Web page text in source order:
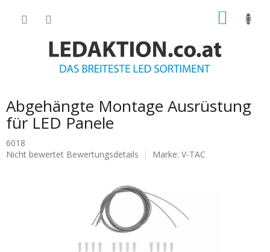
Abgehängte Montage Ausrüstung
für LED Panele
6018
Die
Nicht bewertet Bewertungsdetails Marke: V-TAC